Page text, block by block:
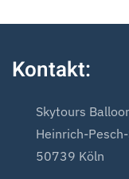
Kontakt:
Skytours
Heinrich-
50739 Köln